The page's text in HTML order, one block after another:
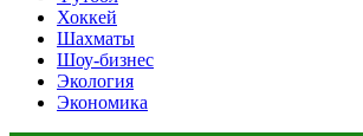
Хоккей
Шахматы
Шоу-бизнес
Экология
Экономика